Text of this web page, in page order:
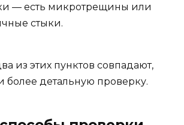
— есть микротрещины или
стыки.
из этих пунктов совпадают,
более детальную проверку.